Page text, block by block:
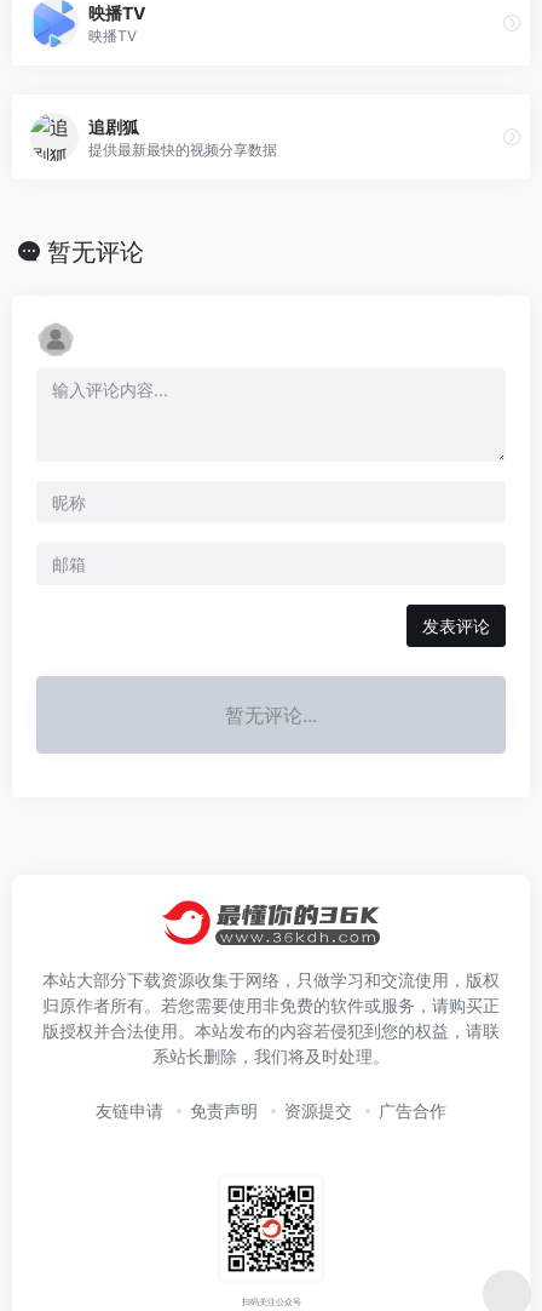
映播TV
映播TV
追剧狐
提供最新最快的视频分享数据
暂无评论
发表评论
暂无评论...
本站大部分下载资源收集于网络，只做学习和交流使用，版权
归原作者所有。若您需要使用非免费的软件或服务，请购买正
版授权并合法使用。本站发布的内容若侵犯到您的权益，请联
系站长删除，我们将及时处理。
友链申请 免责声明 资源提交 广告合作
扫码关注公众号